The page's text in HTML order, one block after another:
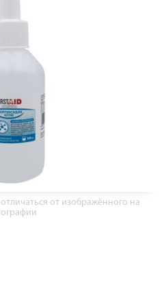
от изображённого на